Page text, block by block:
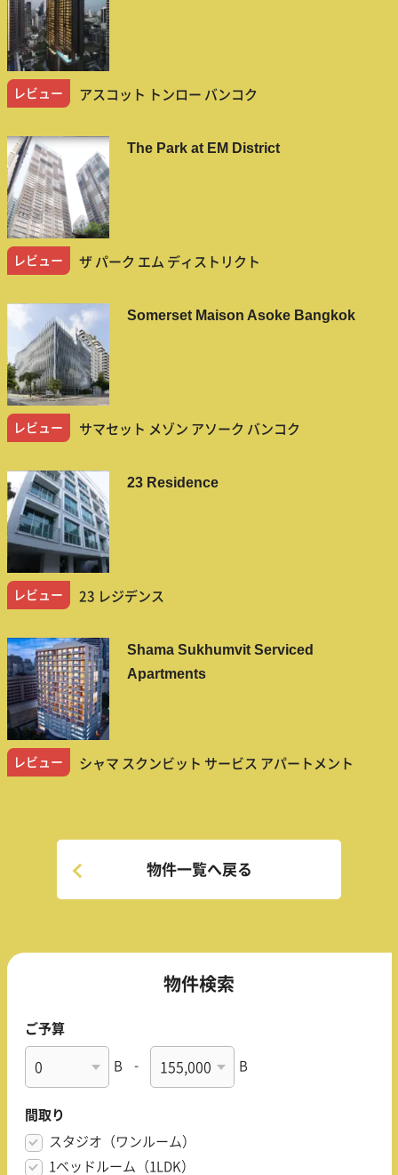
レビュー アスコット トンロー バンコク
The Park at EM District
レビュー ザ パーク エム ディストリクト
Somerset Maison Asoke Bangkok
レビュー サマセット メゾン アソーク バンコク
23 Residence
レビュー 23 レジデンス
Shama Sukhumvit Serviced
Apartments
レビュー シャマ スクンビット サービス アパートメント
物件一覧へ戻る
物件検索
ご予算
B - B
間取り
スタジオ（ワンルーム）
1ベッドルーム（1LDK）